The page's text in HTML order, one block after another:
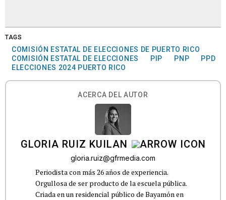
TAGS
COMISIÓN ESTATAL DE ELECCIONES DE PUERTO RICO
COMISIÓN ESTATAL DE ELECCIONES
PIP PNP
PPD
ELECCIONES 2024 PUERTO RICO
ACERCA DEL AUTOR
GLORIA RUIZ KUILAN
gloria.ruiz@gfrmedia.com
Periodista con más 26 años de experiencia.
Orgullosa de ser producto de la escuela pública.
Criada en un residencial público de Bayamón en